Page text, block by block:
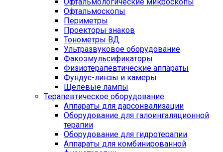
Офтальмоскопы
Периметры
Проекторы знаков
Тонометры ВД
Ультразвуковое оборудование
Факоэмульсификаторы
Физиотерапевтические аппараты
Фундус-линзы и камеры
Щелевые лампы
Терапевтическое оборудование
Аппараты для дарсонвализации
Оборудование для галоингаляционной
терапии
Оборудование для гидротерапии
Аппараты для комбинированной